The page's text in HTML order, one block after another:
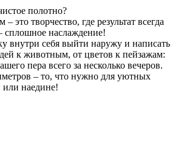
полотно?
это творчество, где результат всегда
сплошное наслаждение!
внутри себя выйти наружу и написать
к животным, от цветов к пейзажам:
пера всего за несколько вечеров.
– то, что нужно для уютных
или наедине!